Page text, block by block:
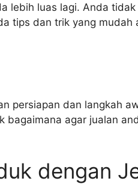
lebih luas lagi. Anda
tips dan trik yang mudah
persiapan dan langkah
bagaimana agar jualan
dengan